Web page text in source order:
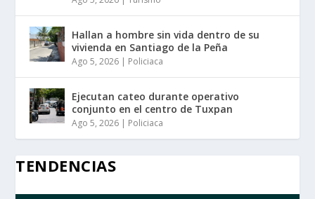
Hallan a hombre sin vida dentro de su
vivienda en Santiago de la Peña
Ago 5, 2026 | Policiaca
Ejecutan cateo durante operativo
conjunto en el centro de Tuxpan
Ago 5, 2026 | Policiaca
TENDENCIAS